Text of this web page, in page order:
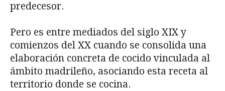
predecesor.
Pero es entre mediados del siglo XIX y
comienzos del XX cuando se consolida una
elaboración concreta de cocido vinculada al
ámbito madrileño, asociando esta receta al
territorio donde se cocina.